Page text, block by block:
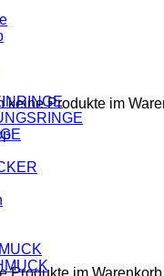
keine Produkte im
Produkte im Warenkorb.